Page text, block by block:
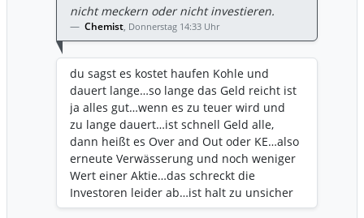
nicht meckern oder nicht investieren.
Chemist, Donnerstag 14:33 Uhr
du sagst es kostet haufen Kohle und
dauert lange…so lange das Geld reicht ist
ja alles gut…wenn es zu teuer wird und
zu lange dauert…ist schnell Geld alle,
dann heißt es Over and Out oder KE…also
erneute Verwässerung und noch weniger
Wert einer Aktie…das schreckt die
Investoren leider ab…ist halt zu unsicher
und Risiko behaftet…sorry 🤷🏻‍♂️🤷🏻‍♂️